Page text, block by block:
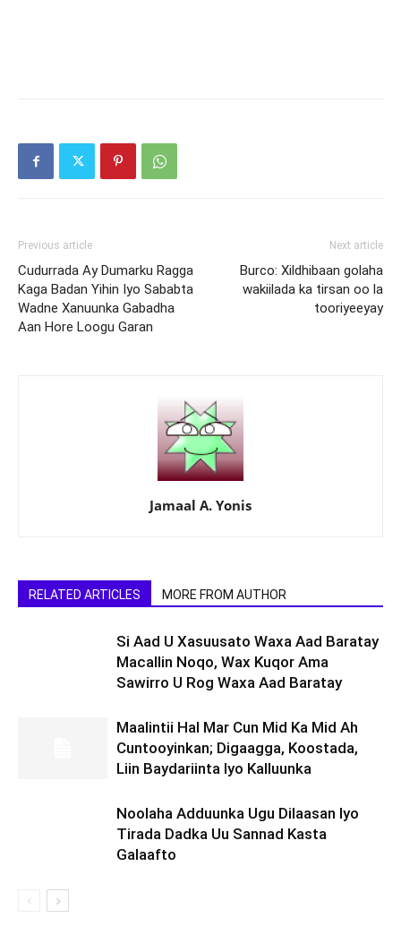
Previous article
Cudurrada Ay Dumarku Ragga
Kaga Badan Yihin Iyo Sababta
Wadne Xanuunka Gabadha
Aan Hore Loogu Garan
Next article
Burco: Xildhibaan golaha
wakiilada ka tirsan oo la
tooriyeeyay
Jamaal A. Yonis
RELATED ARTICLES MORE FROM AUTHOR
Si Aad U Xasuusato Waxa Aad Baratay
Macallin Noqo, Wax Kuqor Ama
Sawirro U Rog Waxa Aad Baratay
Maalintii Hal Mar Cun Mid Ka Mid Ah
Cuntooyinkan; Digaagga, Koostada,
Liin Baydariinta Iyo Kalluunka
Noolaha Adduunka Ugu Dilaasan Iyo
Tirada Dadka Uu Sannad Kasta
Galaafto